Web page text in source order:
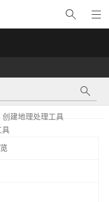
创建地理处理工具
具